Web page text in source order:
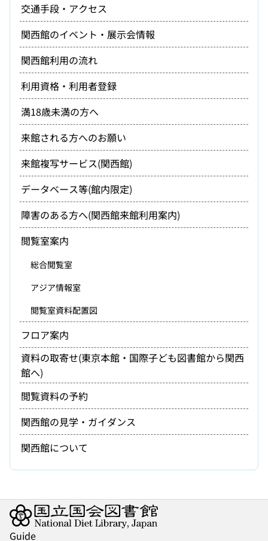
交通手段・アクセス
関西館のイベント・展示会情報
関西館利用の流れ
利用資格・利用者登録
満18歳未満の方へ
来館される方へのお願い
来館複写サービス(関西館)
データベース等(館内限定)
障害のある方へ(関西館来館利用案内)
閲覧室案内
総合閲覧室
アジア情報室
閲覧室資料配置図
フロア案内
資料の取寄せ(東京本館・国際子ども図書館から関西
館へ)
閲覧資料の予約
関西館の見学・ガイダンス
関西館について
Guide